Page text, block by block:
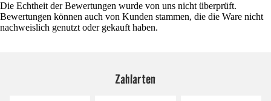
Die Echtheit der Bewertungen wurde von uns nicht überprüft.
Bewertungen können auch von Kunden stammen, die die Ware nicht
nachweislich genutzt oder gekauft haben.
Zahlarten